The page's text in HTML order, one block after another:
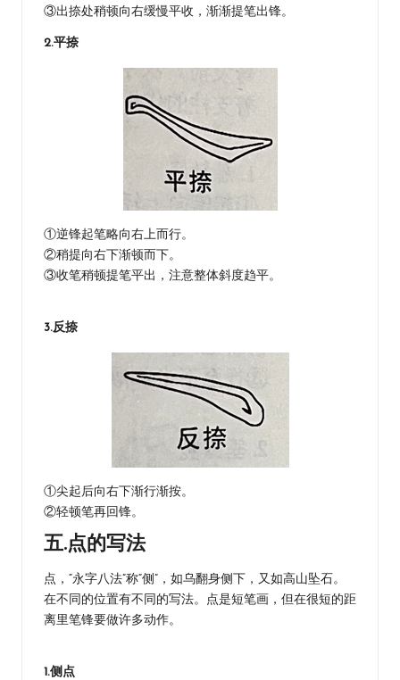
③出捺处稍顿向右缓慢平收，渐渐提笔出锋。
2.平捺
①逆锋起笔略向右上而行。
②稍提向右下渐顿而下。
③收笔稍顿提笔平出，注意整体斜度趋平。
3.反捺
①尖起后向右下渐行渐按。
②轻顿笔再回锋。
五.点的写法
点，“永字八法”称“侧”，如乌翻身侧下，又如高山坠石。
在不同的位置有不同的写法。点是短笔画，但在很短的距
离里笔锋要做许多动作。
1.侧点